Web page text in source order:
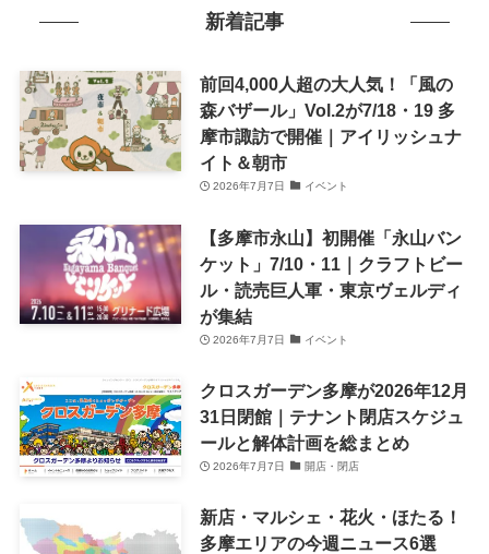
新着記事
前回4,000人超の大人気！「風の
森バザール」Vol.2が7/18・19 多
摩市諏訪で開催｜アイリッシュナ
イト＆朝市
2026年7月7日 イベント
【多摩市永山】初開催「永山バン
ケット」7/10・11｜クラフトビー
ル・読売巨人軍・東京ヴェルディ
が集結
2026年7月7日 イベント
クロスガーデン多摩が2026年12月
31日閉館｜テナント閉店スケジュ
ールと解体計画を総まとめ
2026年7月7日 開店・閉店
新店・マルシェ・花火・ほたる！
多摩エリアの今週ニュース6選